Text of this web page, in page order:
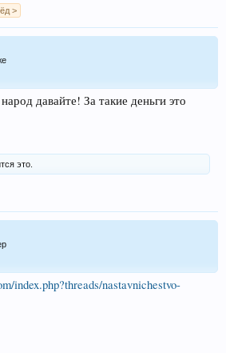
>
давайте! За такие деньги это
это.
index.php?threads/nastavnichestvo-